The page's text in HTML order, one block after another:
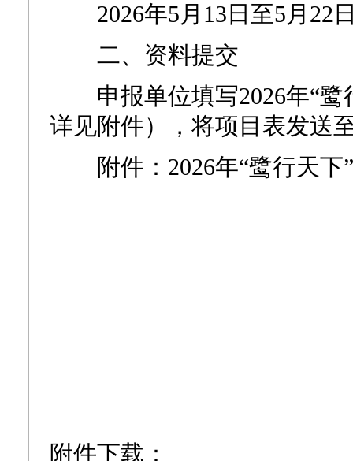
2026年5月13日至5月22
二、资料提交
申报单位填写2026年“鹭
详见附件），将项目表发送
附件：2026年“鹭行天下
附件下载：